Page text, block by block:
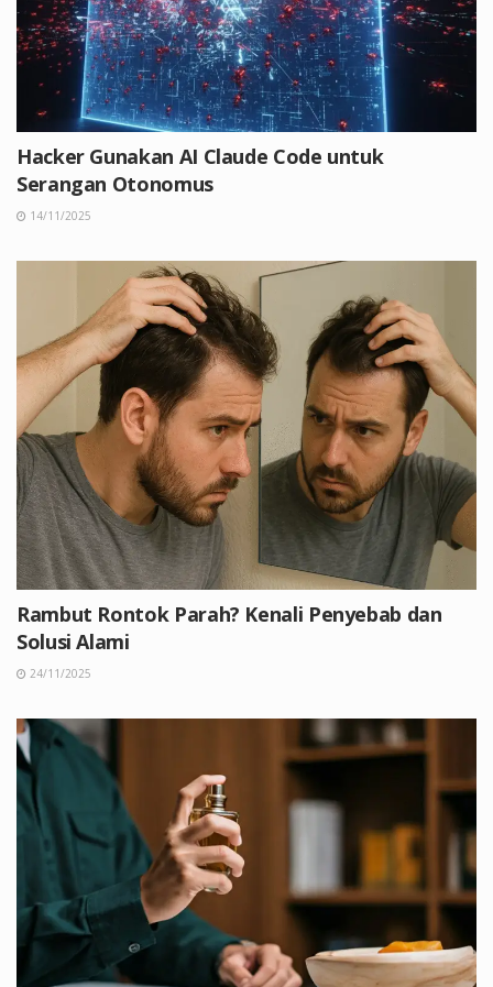
Hacker Gunakan AI Claude Code untuk
Serangan Otonomus
14/11/2025
Rambut Rontok Parah? Kenali Penyebab dan
Solusi Alami
24/11/2025